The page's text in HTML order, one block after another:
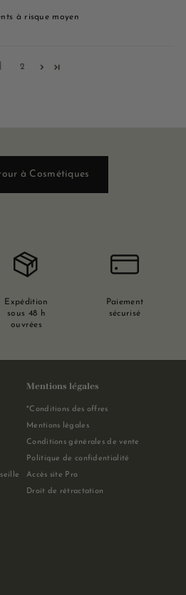
à risque moyen
2
à Cosmétiques
Expédition
sous 48 h
ouvrées
Paiement
sécurisé
Mentions légales
*Conditions des offres
Mentions légales
Conditions générales de vente
Politique de confidentialité
Accès site Pro
Droit de rétractation